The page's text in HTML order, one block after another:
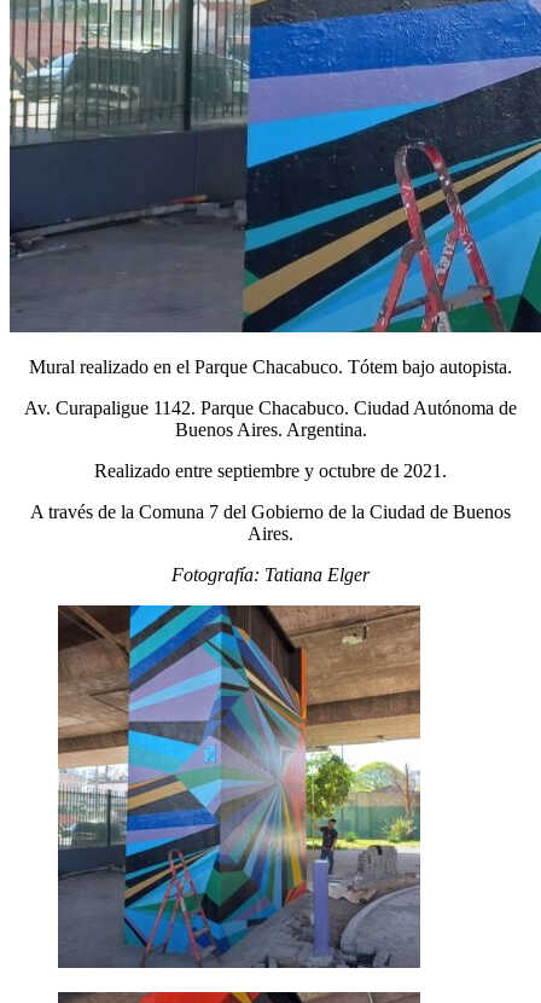
Mural realizado en el Parque Chacabuco. Tótem bajo autopista.
Av. Curapaligue 1142. Parque Chacabuco. Ciudad Autónoma de
Buenos Aires. Argentina.
Realizado entre septiembre y octubre de 2021.
A través de la Comuna 7 del Gobierno de la Ciudad de Buenos
Aires.
Fotografía: Tatiana Elger